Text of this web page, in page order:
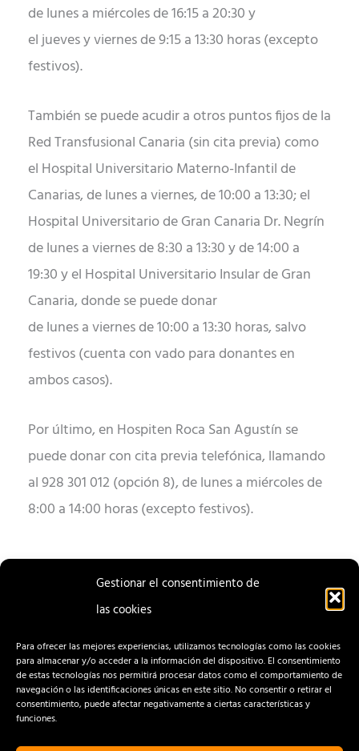
Gestionar el consentimiento de
las cookies
Para ofrecer las mejores experiencias, utilizamos tecnologías como las cookies
para almacenar y/o acceder a la información del dispositivo. El consentimiento
de estas tecnologías nos permitirá procesar datos como el comportamiento de
navegación o las identificaciones únicas en este sitio. No consentir o retirar el
consentimiento, puede afectar negativamente a ciertas características y
funciones.
de lunes a miércoles de 16:15 a 20:30 y
el jueves y viernes de 9:15 a 13:30 horas (excepto
festivos).
También se puede acudir a otros puntos fijos de la
Red Transfusional Canaria (sin cita previa) como
el Hospital Universitario Materno-Infantil de
Canarias, de lunes a viernes, de 10:00 a 13:30; el
Hospital Universitario de Gran Canaria Dr. Negrín
de lunes a viernes de 8:30 a 13:30 y de 14:00 a
19:30 y el Hospital Universitario Insular de Gran
Canaria, donde se puede donar
de lunes a viernes de 10:00 a 13:30 horas, salvo
festivos (cuenta con vado para donantes en
ambos casos).
Por último, en Hospiten Roca San Agustín se
puede donar con cita previa telefónica, llamando
al 928 301 012 (opción 8), de lunes a miércoles de
8:00 a 14:00 horas (excepto festivos).
ENTRADA